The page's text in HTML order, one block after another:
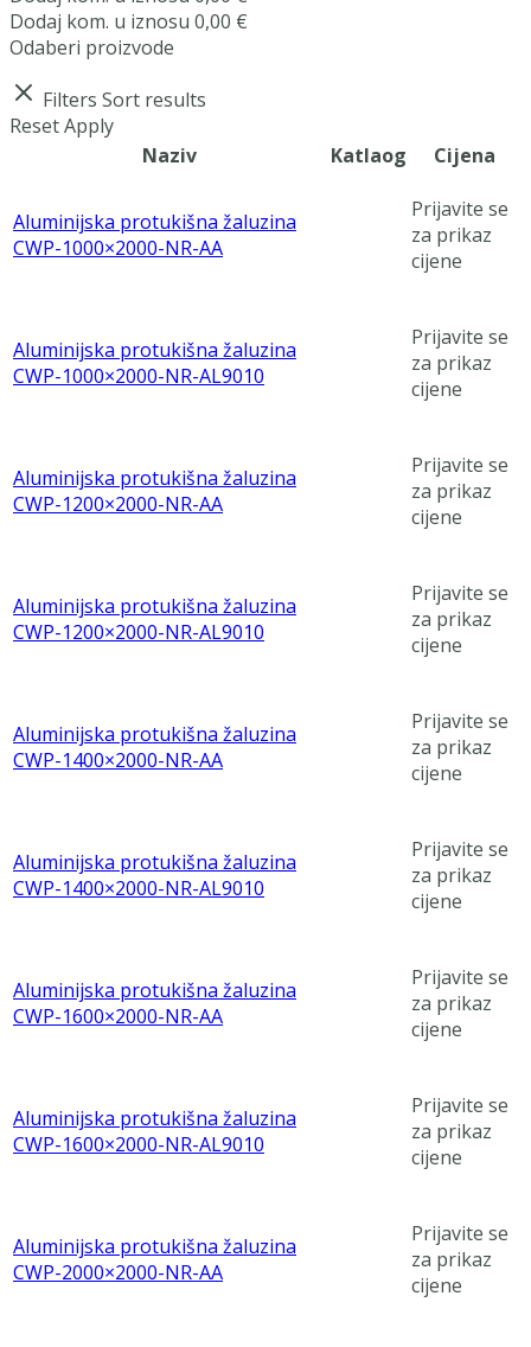
Dodaj kom. u iznosu 0,00 €
Odaberi proizvode
Filters Sort results
ResetApply
Naziv
Katlaog Cijena
Aluminijska protukišna žaluzina
CWP-1000×2000-NR-AA
Prijavite se
za prikaz
cijene
Aluminijska protukišna žaluzina
CWP-1000×2000-NR-AL9010
Prijavite se
za prikaz
cijene
Aluminijska protukišna žaluzina
CWP-1200×2000-NR-AA
Prijavite se
za prikaz
cijene
Aluminijska protukišna žaluzina
CWP-1200×2000-NR-AL9010
Prijavite se
za prikaz
cijene
Aluminijska protukišna žaluzina
CWP-1400×2000-NR-AA
Prijavite se
za prikaz
cijene
Aluminijska protukišna žaluzina
CWP-1400×2000-NR-AL9010
Prijavite se
za prikaz
cijene
Aluminijska protukišna žaluzina
CWP-1600×2000-NR-AA
Prijavite se
za prikaz
cijene
Aluminijska protukišna žaluzina
CWP-1600×2000-NR-AL9010
Prijavite se
za prikaz
cijene
Aluminijska protukišna žaluzina
CWP-2000×2000-NR-AA
Prijavite se
za prikaz
cijene